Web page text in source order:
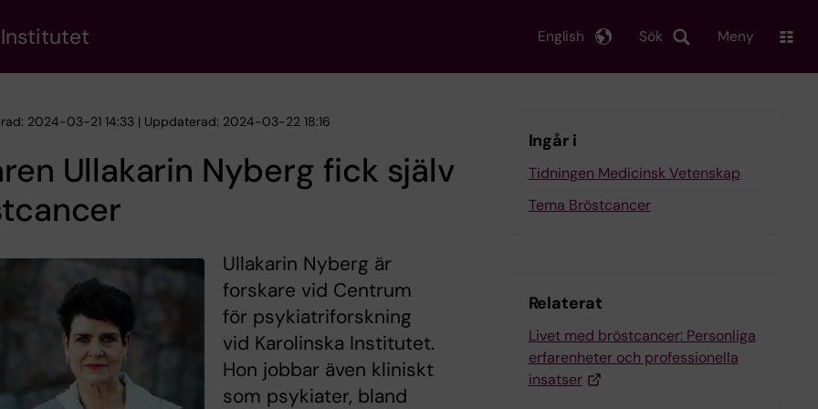
Sök
English Meny
2024-03-21 14:33 | Uppdaterad: 2024-03-22 18:16
Ullakarin Nyberg fick själv
Ullakarin Nyberg är
forskare vid Centrum
för psykiatriforskning
vid Karolinska Institutet.
Hon jobbar även kliniskt
som psykiater, bland
Ingår i
Tidningen Medicinsk Vetenskap
Tema Bröstcancer
Relaterat
Livet med bröstcancer: Personliga
erfarenheter och professionella
insatser